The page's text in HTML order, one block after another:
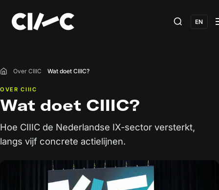
EN
Home
Over CIIIC Wat doet CIIIC?
OVER CIIIC
Wat doet CIIIC?
Hoe CIIIC de Nederlandse IX-sector versterkt,
langs vijf concrete actielijnen.